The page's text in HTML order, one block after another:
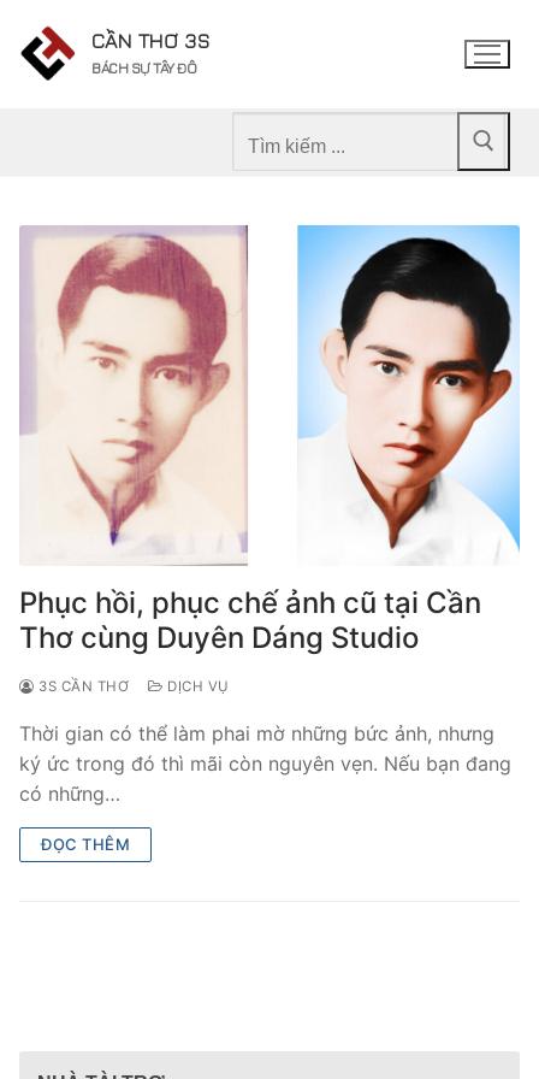
đến
CẦN THƠ 3S
BÁCH SỰ TÂY ĐÔ
kiếm
Phục hồi, phục chế ảnh cũ tại Cần
Thơ cùng Duyên Dáng Studio
3S CẦN THƠ DỊCH VỤ
Thời gian có thể làm phai mờ những bức ảnh, nhưng
ký ức trong đó thì mãi còn nguyên vẹn. Nếu bạn đang
có những…
ĐỌC THÊM